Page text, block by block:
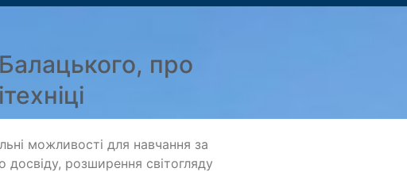
про
можливості для навчання за
розширення світогляду